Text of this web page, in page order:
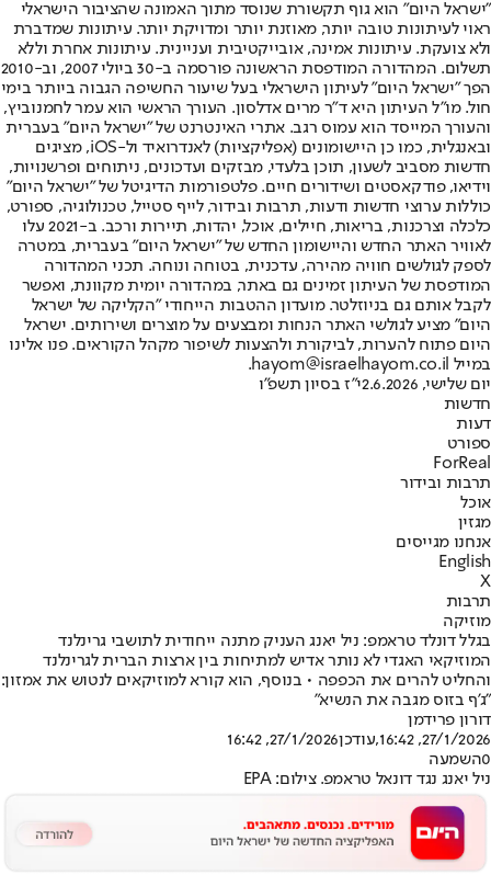
"ישראל היום" הוא גוף תקשורת שנוסד מתוך האמונה שהציבור הישראלי
ראוי לעיתונות טובה יותר, מאוזנת יותר ומדויקת יותר. עיתונות שמדברת
ולא צועקת. עיתונות אמינה, אובייקטיבית ועניינית. עיתונות אחרת וללא
תשלום. המהדורה המודפסת הראשונה פורסמה ב-30 ביולי 2007, וב-2010
הפך "ישראל היום" לעיתון הישראלי בעל שיעור החשיפה הגבוה ביותר בימי
חול. מו"ל העיתון היא ד"ר מרים אדלסון. העורך הראשי הוא עמר לחמנוביץ,
והעורך המייסד הוא עמוס רגב. אתרי האינטרנט של "ישראל היום" בעברית
ובאנגלית, כמו כן היישומונים (אפליקציות) לאנדרואיד ול-iOS, מציגים
חדשות מסביב לשעון, תוכן בלעדי, מבזקים ועדכונים, ניתוחים ופרשנויות,
וידיאו, פודקאסטים ושידורים חיים. פלטפורמות הדיגיטל של "ישראל היום"
כוללות ערוצי חדשות ודעות, תרבות ובידור, לייף סטייל, טכנולוגיה, ספורט,
כלכלה וצרכנות, בריאות, חיילים, אוכל, יהדות, תיירות ורכב. ב-2021 עלו
לאוויר האתר החדש והיישומון החדש של "ישראל היום" בעברית, במטרה
לספק לגולשים חוויה מהירה, עדכנית, בטוחה ונוחה. תכני המהדורה
המודפסת של העיתון זמינים גם באתר, במהדורה יומית מקוונת, ואפשר
לקבל אותם גם בניוזלטר. מועדון ההטבות הייחודי "הקליקה של ישראל
היום" מציע לגולשי האתר הנחות ומבצעים על מוצרים ושירותים. ישראל
היום פתוח להערות, לביקורת ולהצעות לשיפור מקהל הקוראים. פנו אלינו
במייל hayom@israelhayom.co.il.
יום שלישי, 2.6.2026
י"ז בסיון תשפ"ו
חדשות
דעות
ספורט
ForReal
תרבות ובידור
אוכל
מגזין
אנחנו מגייסים
English
X
תרבות
מוזיקה
בגלל דונלד טראמפ: ניל יאנג העניק מתנה ייחודית לתושבי גרינלנד
המוזיקאי האגדי לא נותר אדיש למתיחות בין ארצות הברית לגרינלנד
והחליט להרים את הכפפה • בנוסף, הוא קורא למוזיקאים לנטוש את אמזון:
"ג'ף בזוס מגבה את הנשיא"
דורון פרידמן
27/1/2026, 16:42
,עודכן27/1/2026, 16:42
0השמעה
ניל יאנג נגד דונאל טראמפ. צילום: EPA